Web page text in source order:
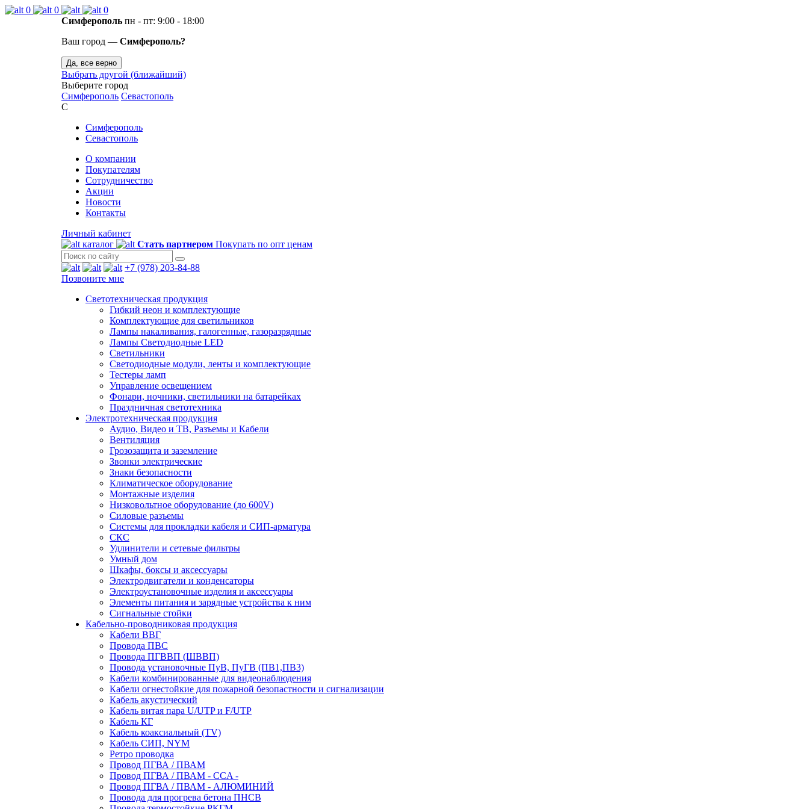
0 0
0
Симферополь пн - пт: 9:00 - 18:00
Ваш город — Симферополь?
Да, все верно
Выбрать другой (ближайший)
Выберите город
Симферополь Севастополь
С
Симферополь
Севастополь
О компании
Покупателям
Сотрудничество
Акции
Новости
Контакты
Личный кабинет
каталог
Стать партнером Покупать по опт ценам
+7 (978) 203-84-88
Позвоните мне
Светотехническая продукция
Гибкий неон и комплектующие
Комплектующие для светильников
Лампы накаливания, галогенные, газоразрядные
Лампы Светодиодные LED
Светильники
Светодиодные модули, ленты и комплектующие
Тестеры ламп
Управление освещением
Фонари, ночники, светильники на батарейках
Праздничная светотехника
Электротехническая продукция
Аудио, Видео и ТВ, Разъемы и Кабели
Вентиляция
Грозозащита и заземление
Звонки электрические
Знаки безопасности
Климатическое оборудование
Монтажные изделия
Низковольтное оборудование (до 600V)
Силовые разъемы
Системы для прокладки кабеля и СИП-арматура
СКС
Удлинители и сетевые фильтры
Умный дом
Шкафы, боксы и аксессуары
Электродвигатели и конденсаторы
Электроустановочные изделия и аксессуары
Элементы питания и зарядные устройства к ним
Сигнальные стойки
Кабельно-проводниковая продукция
Кабели ВВГ
Провода ПВС
Провода ПГВВП (ШВВП)
Провода установочные ПуВ, ПуГВ (ПВ1,ПВ3)
Кабели комбинированные для видеонаблюдения
Кабели огнестойкие для пожарной безопастности и сигнализации
Кабель акустический
Кабель витая пара U/UTP и F/UTP
Кабель КГ
Кабель коаксиальный (TV)
Кабель СИП, NYM
Ретро проводка
Провод ПГВА / ПВАМ
Провод ПГВА / ПВАМ - CCA -
Провод ПГВА / ПВАМ - АЛЮМИНИЙ
Провода для прогрева бетона ПНСВ